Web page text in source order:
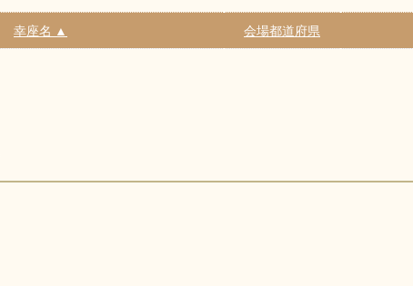
幸座名 ▲ 会場都道府県